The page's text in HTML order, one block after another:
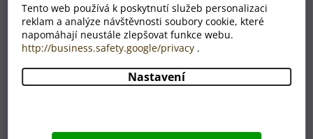
Tento web používá k poskytnutí služeb personalizaci
reklam a analýze návštěvnosti soubory cookie, které
napomáhají neustále zlepšovat funkce webu.
http://business.safety.google/privacy .
Nastavení
Jsme opravdu rychlí. V případě kvalitní fotografie do 48